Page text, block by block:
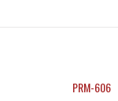
PRM-606